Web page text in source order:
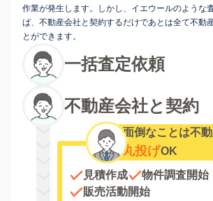
作業が発生します。しかし、イエウールのような
ば、不動産会社と契約するだけであとは全て不動
とができます。
一括査定依頼
不動産会社と契約
面倒なことは不
丸投げOK
見積作成
物件調査開始
販売活動開始